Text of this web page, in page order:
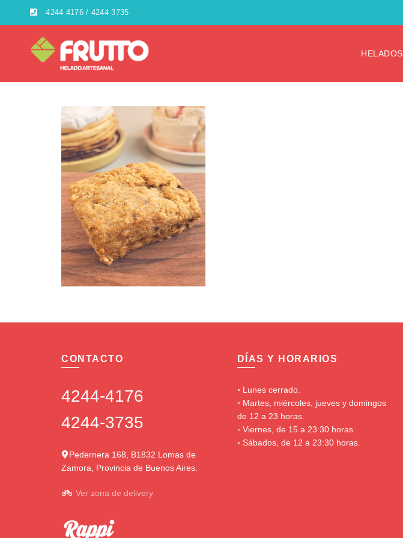
4244 4176 / 4244 3735
HELADOS
CONTACTO
4244-4176
4244-3735
Pedernera 168, B1832 Lomas de
Zamora, Provincia de Buenos Aires.
Ver zona de delivery
DÍAS Y HORARIOS
◦ Lunes cerrado.
◦ Martes, miércoles, jueves y domingos
de 12 a 23 horas.
◦ Viernes, de 15 a 23:30 horas.
◦ Sábados, de 12 a 23:30 horas.